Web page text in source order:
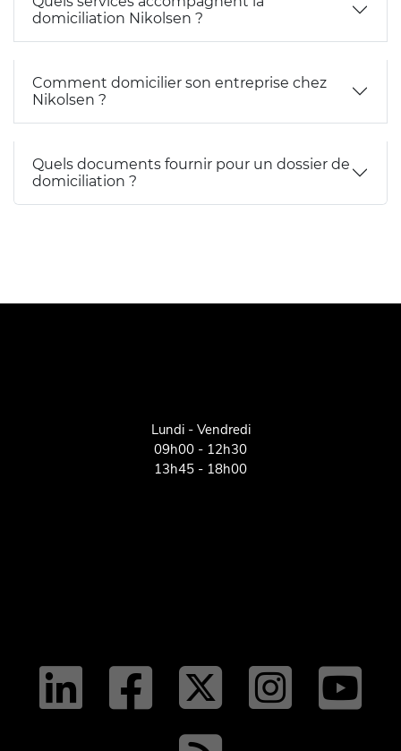
domiciliation Nikolsen ?
Comment domicilier son entreprise chez
Nikolsen ?
Quels documents fournir pour un dossier de
domiciliation ?
Lundi - Vendredi
09h00 - 12h30
13h45 - 18h00
linkedin